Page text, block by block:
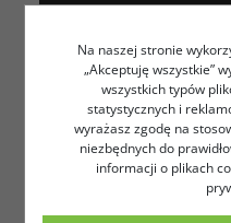
Na naszej stronie
„Akceptuję wszystkie”
wszystkich typów
statystycznych i
wyrażasz zgodę na
niezbędnych do
informacji o plikach